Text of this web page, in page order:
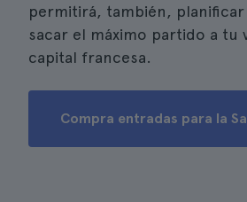
permitirá, también,
sacar el máximo partido a tu
capital francesa.
Compra entradas para la